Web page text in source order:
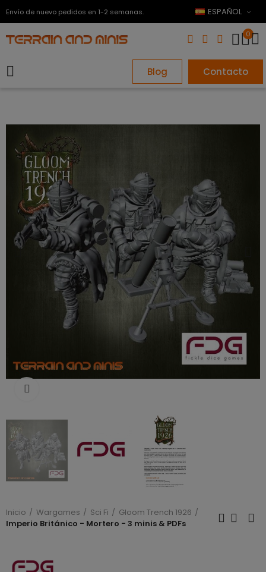
Envío de nuevo pedidos en 1-2 semanas. ESPAÑOL
0
Blog Contacto
Inicio Wargames Sci Fi
Gloom Trench 1926
Imperio Británico - Mortero - 3 minis & PDFs